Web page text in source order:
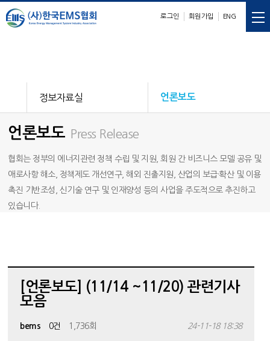
ENG
회원가입
로그인
정보자료실 언론보도
언론보도 Press Release
협회는 정부의 에너지관련 정책 수립 및 지원, 회원 간 비즈니스 모델 공유 및
애로사항 해소, 정책제도 개선연구, 해외 진출지원, 산업의 보급·확산 및 이용
촉진 기반조성, 신기술 연구 및 인재양성 등의 사업을 주도적으로 추진하고
있습니다.
[언론보도] (11/14 ~11/20) 관련기사
모음
bems 0건 1,736회 24-11-18 18:38